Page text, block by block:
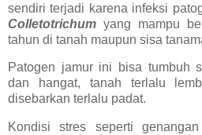
sendiri terjadi karena infeksi
Colletotrichum yang mampu
tahun di tanah maupun sisa
Patogen jamur ini bisa tumbuh
dan hangat, tanah terlalu
disebarkan terlalu padat.
Kondisi stres seperti